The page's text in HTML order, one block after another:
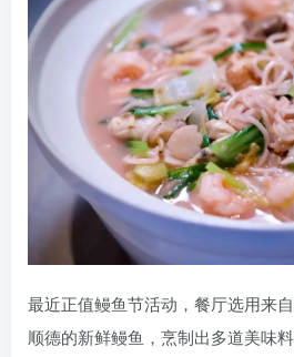
最近正值鳗鱼节活动，餐厅选用
顺德的新鲜鳗鱼，烹制出多道美味